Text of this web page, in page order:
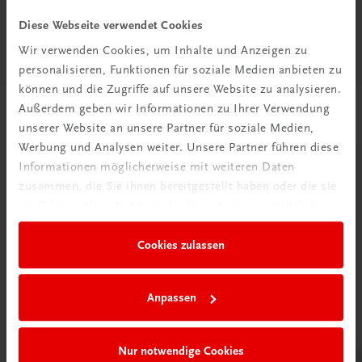
Diese Webseite verwendet Cookies
Wir verwenden Cookies, um Inhalte und Anzeigen zu
personalisieren, Funktionen für soziale Medien anbieten zu
können und die Zugriffe auf unsere Website zu analysieren.
Außerdem geben wir Informationen zu Ihrer Verwendung
unserer Website an unsere Partner für soziale Medien,
Werbung und Analysen weiter. Unsere Partner führen diese
Informationen möglicherweise mit weiteren Daten
zusammen, die Sie ihnen bereitgestellt haben oder die sie
Cookies zulassen
Anpassen
Nur notwendige Cookies
Diese Seite teilen auf:
Passende Produkte